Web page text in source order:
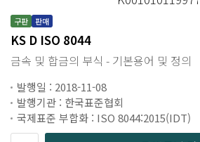
구판 판매
KS D ISO 8044
금속 및 합금의 부식 - 기본용어 및 정의
발행일 : 2018-11-08
발행기관 : 한국표준협회
국제표준 부합화 : ISO 8044:2015(IDT)